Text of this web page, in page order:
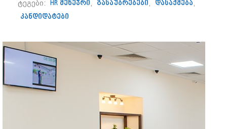
ტეგები: HR მენეჯრი, გასაუბრებები, დასაქმება,
კანდიდატები